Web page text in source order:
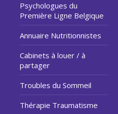
Psychologues du
Première Ligne Belgique
Annuaire Nutritionnistes
Cabinets à louer / à
partager
Troubles du Sommeil
Thérapie Traumatisme